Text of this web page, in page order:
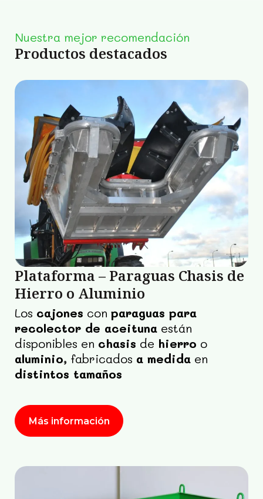
Nuestra mejor recomendación
Productos destacados
Plataforma – Paraguas Chasis de
Hierro o Aluminio
Los cajones con paraguas para
recolector de aceituna están
disponibles en chasis de hierro o
aluminio, fabricados a medida en
distintos tamaños
Más información